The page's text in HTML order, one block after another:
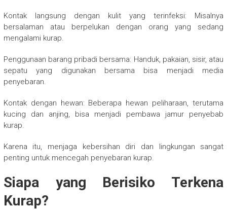
Kontak langsung dengan kulit yang terinfeksi: Misalnya
bersalaman atau berpelukan dengan orang yang sedang
mengalami kurap.
Penggunaan barang pribadi bersama: Handuk, pakaian, sisir, atau
sepatu yang digunakan bersama bisa menjadi media
penyebaran.
Kontak dengan hewan: Beberapa hewan peliharaan, terutama
kucing dan anjing, bisa menjadi pembawa jamur penyebab
kurap.
Karena itu, menjaga kebersihan diri dan lingkungan sangat
penting untuk mencegah penyebaran kurap.
Siapa yang Berisiko Terkena
Kurap?